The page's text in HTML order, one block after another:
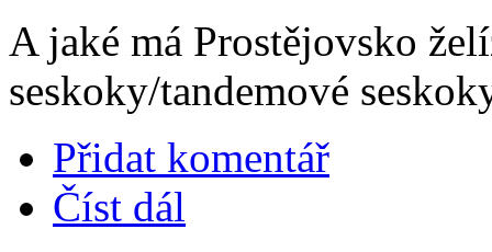
A jaké má Prostějovsko
seskoky/tandemové
Přidat komentář
Číst dál